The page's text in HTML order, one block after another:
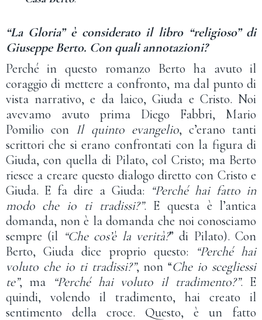
“La Gloria” è considerato il libro “religioso” di
Giuseppe Berto. Con quali annotazioni?
Perché in questo romanzo Berto ha avuto il
coraggio di mettere a confronto, ma dal punto di
vista narrativo, e da laico, Giuda e Cristo. Noi
avevamo avuto prima Diego Fabbri, Mario
Pomilio con Il quinto evangelio, c’erano tanti
scrittori che si erano confrontati con la figura di
Giuda, con quella di Pilato, col Cristo; ma Berto
riesce a creare questo dialogo diretto con Cristo e
Giuda. E fa dire a Giuda: “Perché hai fatto in
modo che io ti tradissi?”. E questa è l’antica
domanda, non è la domanda che noi conosciamo
sempre (il “Che cos’è la verità?” di Pilato). Con
Berto, Giuda dice proprio questo:
“Perché hai
voluto che io ti tradissi?”, non “Che io scegliessi
te”, ma “Perché hai voluto il tradimento?”. E
quindi, volendo il tradimento, hai creato il
sentimento della croce. Questo, è un fatto